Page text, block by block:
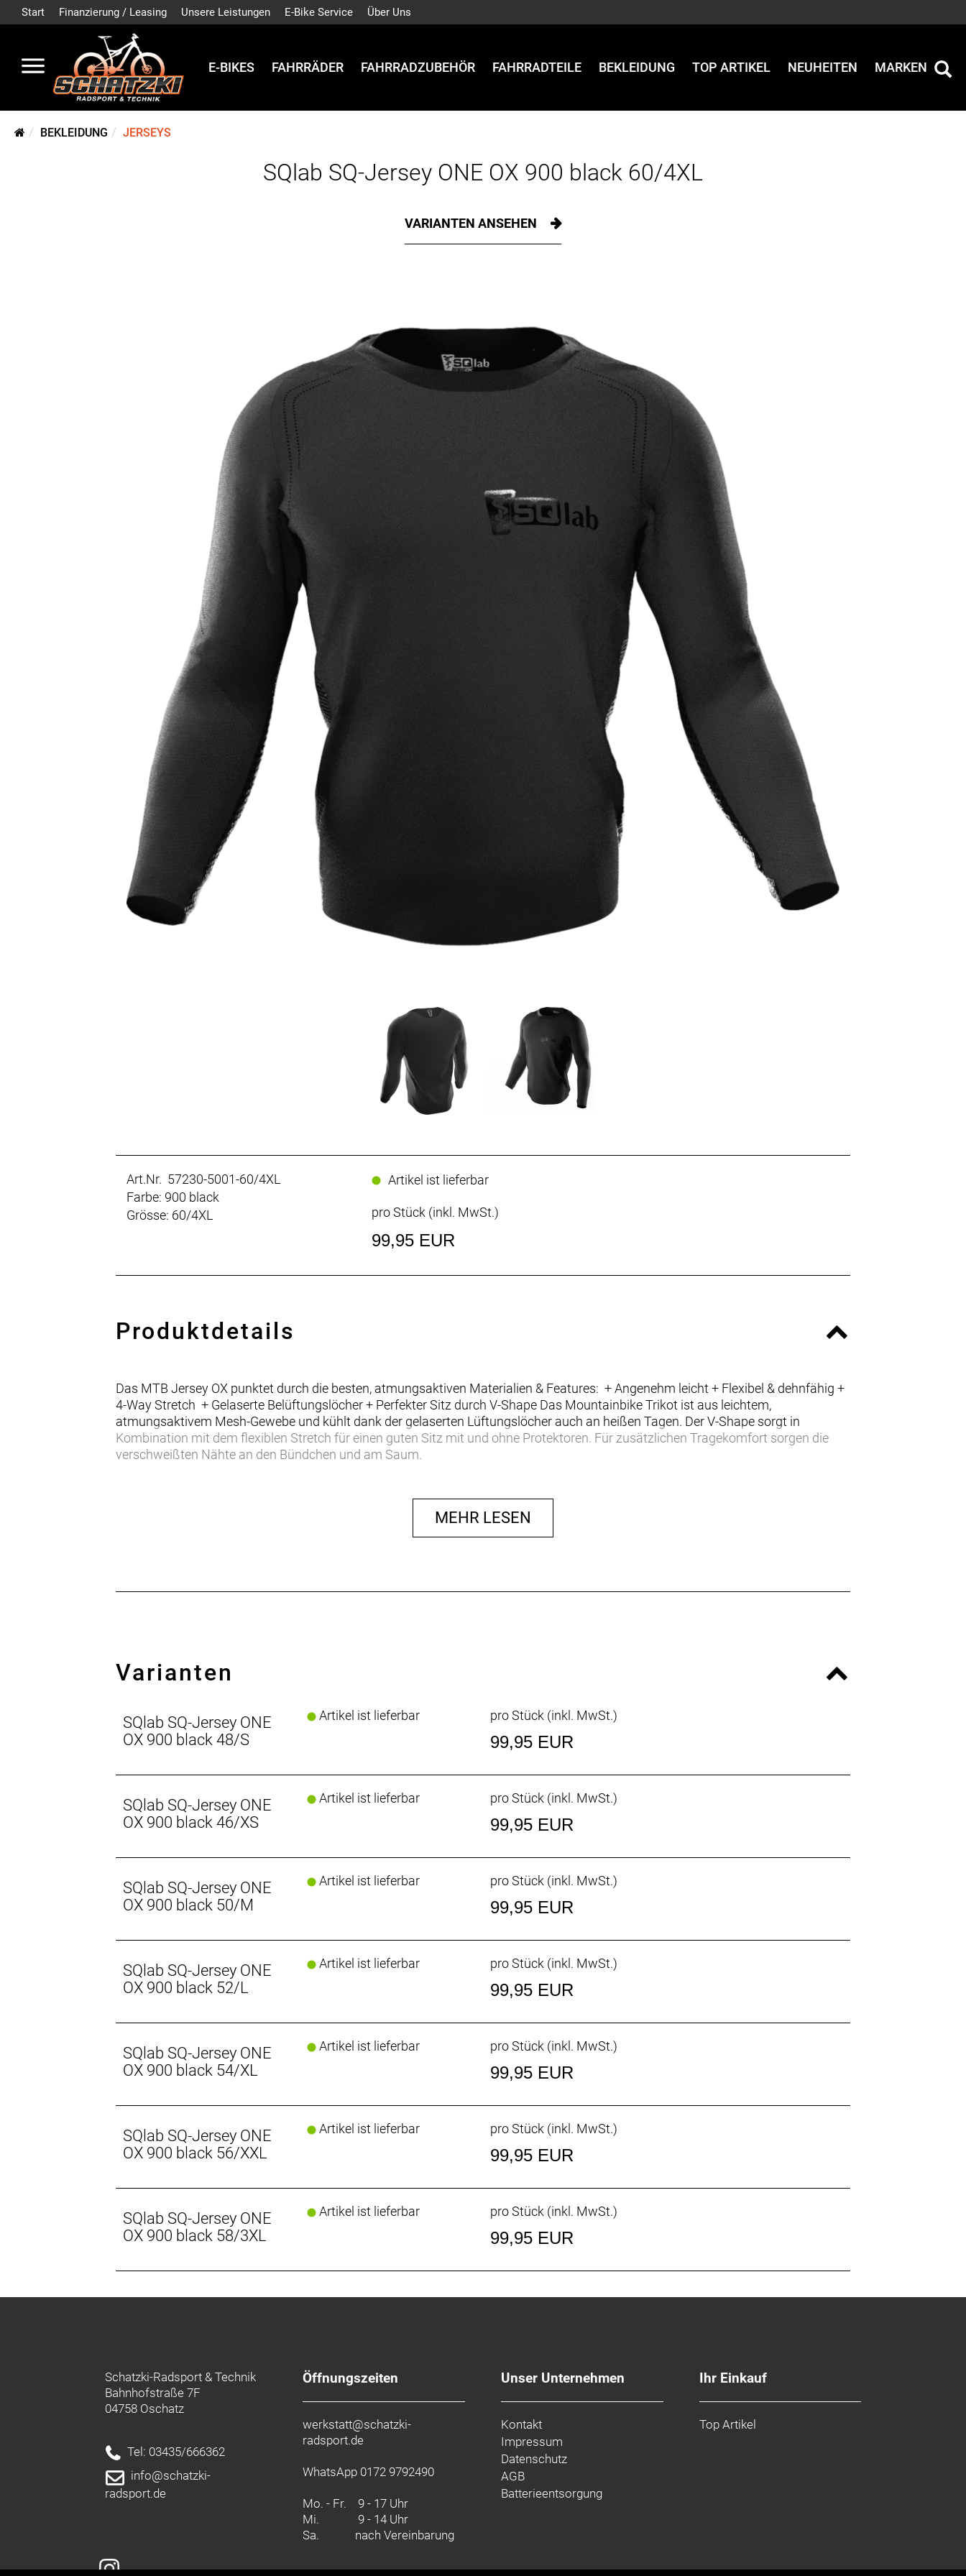
Start Finanzierung / Leasing Unsere Leistungen E-Bike Service Über Uns
E-BIKES FAHRRÄDER FAHRRADZUBEHÖR FAHRRADTEILE BEKLEIDUNG TOP ARTIKEL NEUHEITEN MARKEN
BEKLEIDUNG JERSEYS
SQlab SQ-Jersey ONE OX 900 black 60/4XL
VARIANTEN ANSEHEN
Art.Nr. 57230-5001-60/4XL
Farbe: 900 black
Grösse: 60/4XL
Artikel ist lieferbar
pro Stück (inkl. MwSt.)
99,95 EUR
Produktdetails
Das MTB Jersey OX punktet durch die besten, atmungsaktiven Materialien & Features: + Angenehm leicht + Flexibel & dehnfähig +
4-Way Stretch + Gelaserte Belüftungslöcher + Perfekter Sitz durch V-Shape Das Mountainbike Trikot ist aus leichtem,
atmungsaktivem Mesh-Gewebe und kühlt dank der gelaserten Lüftungslöcher auch an heißen Tagen. Der V-Shape sorgt in
Kombination mit dem flexiblen Stretch für einen guten Sitz mit und ohne Protektoren. Für zusätzlichen Tragekomfort sorgen die
verschweißten Nähte an den Bündchen und am Saum.
MEHR LESEN
Varianten
SQlab SQ-Jersey ONE
OX 900 black 48/S
Artikel ist lieferbar pro Stück (inkl. MwSt.)
99,95 EUR
SQlab SQ-Jersey ONE
OX 900 black 46/XS
Artikel ist lieferbar pro Stück (inkl. MwSt.)
99,95 EUR
SQlab SQ-Jersey ONE
OX 900 black 50/M
Artikel ist lieferbar pro Stück (inkl. MwSt.)
99,95 EUR
SQlab SQ-Jersey ONE
OX 900 black 52/L
Artikel ist lieferbar pro Stück (inkl. MwSt.)
99,95 EUR
SQlab SQ-Jersey ONE
OX 900 black 54/XL
Artikel ist lieferbar pro Stück (inkl. MwSt.)
99,95 EUR
SQlab SQ-Jersey ONE
OX 900 black 56/XXL
Artikel ist lieferbar pro Stück (inkl. MwSt.)
99,95 EUR
SQlab SQ-Jersey ONE
OX 900 black 58/3XL
Artikel ist lieferbar pro Stück (inkl. MwSt.)
99,95 EUR
Schatzki-Radsport & Technik
Bahnhofstraße 7F
04758 Oschatz
Tel: 03435/666362
info@schatzki-
radsport.de
Öffnungszeiten
werkstatt@schatzki-
radsport.de
WhatsApp 0172 9792490
Mo. - Fr. 9 - 17 Uhr
Mi.
9 - 14 Uhr
Sa.
nach Vereinbarung
Unser Unternehmen
Kontakt
Impressum
Datenschutz
AGB
Batterieentsorgung
Ihr Einkauf
Top Artikel